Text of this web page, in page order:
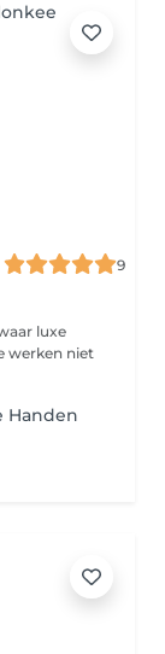
9
luxe
werken niet
Handen